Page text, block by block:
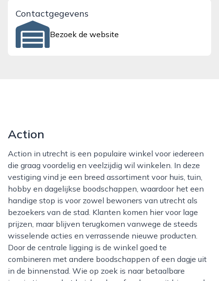
Contactgegevens
Bezoek de website
Action
Action in utrecht is een populaire winkel voor iedereen
die graag voordelig en veelzijdig wil winkelen. In deze
vestiging vind je een breed assortiment voor huis, tuin,
hobby en dagelijkse boodschappen, waardoor het een
handige stop is voor zowel bewoners van utrecht als
bezoekers van de stad. Klanten komen hier voor lage
prijzen, maar blijven terugkomen vanwege de steeds
wisselende acties en verrassende nieuwe producten.
Door de centrale ligging is de winkel goed te
combineren met andere boodschappen of een dagje uit
in de binnenstad. Wie op zoek is naar betaalbare